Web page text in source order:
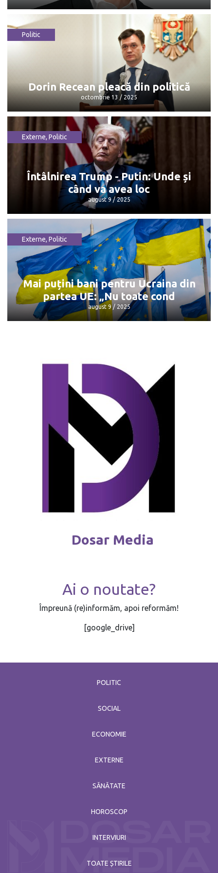
Maia Sandu: „Mulțumesc, Dorin, pentru
octombrie 13 / 2025
Politic
Dorin Recean pleacă din politică
octombrie 13 / 2025
Dorin Recean pleacă din politică
octombrie 13 / 2025
Externe, Politic
Întâlnirea Trump - Putin: Unde și
când va avea loc
august 9 / 2025
Întâlnirea Trump - Putin: Unde și când
va avea loc
august 9 / 2025
Externe, Politic
Mai puțini bani pentru Ucraina din
partea UE: „Nu toate cond
august 9 / 2025
Mai puțini bani pentru Ucraina din
partea UE: „Nu toate cond
Dosar Media
Ai o noutate?
Împreună (re)informăm, apoi reformăm!
[google_drive]
POLITIC
SOCIAL
ECONOMIE
EXTERNE
SĂNĂTATE
HOROSCOP
INTERVIURI
TOATE ȘTIRILE